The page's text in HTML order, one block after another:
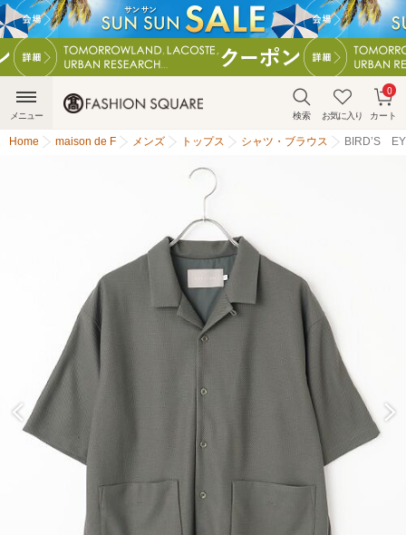
検索 お気に入り カート
0
メニュー
Home maison de F メンズ トップス シャツ・ブラウス BIRD’S